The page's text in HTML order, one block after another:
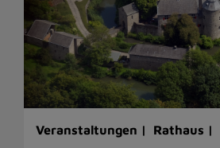
Veranstaltungen | Rathaus |